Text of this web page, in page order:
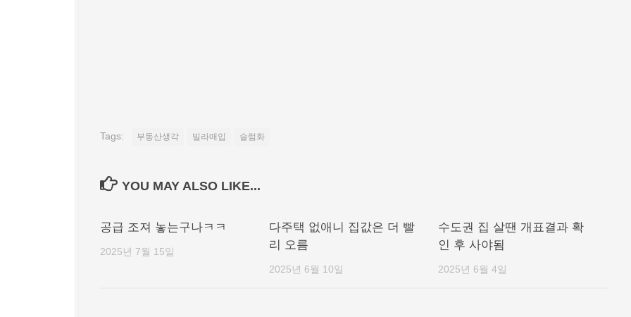
Tags: 부동산생각 빌라매입 슬럼화
YOU MAY ALSO LIKE...
공급 조져 놓는구나ㅋㅋ
2025년 7월 15일
다주택 없애니 집값은 더 빨
리 오름
2025년 6월 10일
수도권 집 살땐 개표결과 확
인 후 사야됨
2025년 6월 4일